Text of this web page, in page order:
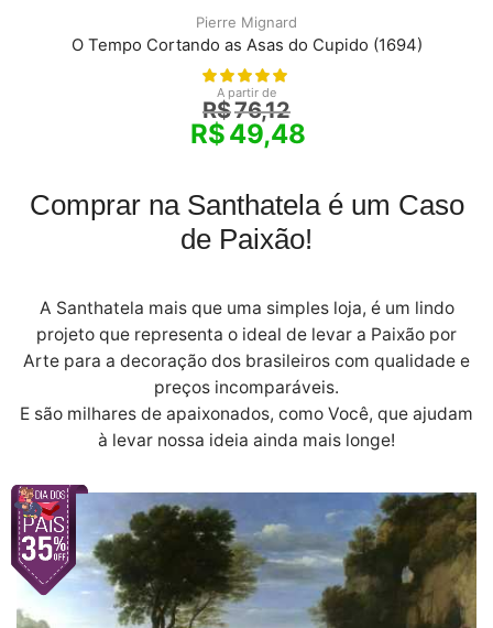
Pierre Mignard
O Tempo Cortando as Asas do Cupido (1694)
A partir de
R$76,12
R$49,48
Comprar na Santhatela é um Caso
de Paixão!
A Santhatela mais que uma simples loja, é um lindo
projeto que representa o ideal de levar a Paixão por
Arte para a decoração dos brasileiros com qualidade e
preços incomparáveis.
E são milhares de apaixonados, como Você, que ajudam
à levar nossa ideia ainda mais longe!